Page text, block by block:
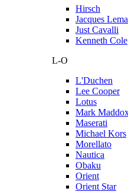
Hirsch
Jacques
Just Cavalli
Kenneth Cole
L-O
L'Duchen
Lee Cooper
Lotus
Mark
Maserati
Michael Kors
Morellato
Nautica
Obaku
Orient
Orient Star